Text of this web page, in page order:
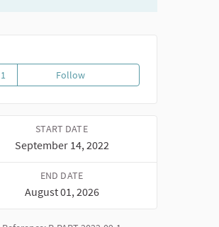
1
1 follower
FollowSnížení korupce ve společnosti
START DATE
September 14, 2022
END DATE
August 01, 2026